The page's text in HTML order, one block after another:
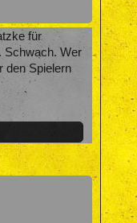
für
Schwach. Wer
den Spielern